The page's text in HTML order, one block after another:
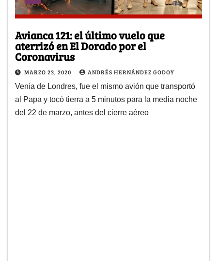
Avianca 121: el último vuelo que
aterrizó en El Dorado por el
Coronavirus
MARZO 23, 2020 ANDRÉS HERNÁNDEZ GODOY
Venía de Londres, fue el mismo avión que transportó
al Papa y tocó tierra a 5 minutos para la media noche
del 22 de marzo, antes del cierre aéreo